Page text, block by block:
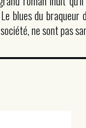
blues du
ne sont pas